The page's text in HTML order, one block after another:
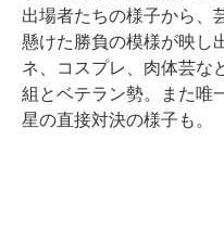
出場者たちの様子から、
懸けた勝負の模様が映し
ネ、コスプレ、肉体芸な
組とベテラン勢。また唯
星の直接対決の様子も。